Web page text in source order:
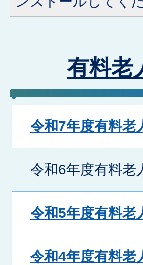
有料老
令和7年度有料老
令和6年度有料老
令和5年度有料老
令和4年度有料老